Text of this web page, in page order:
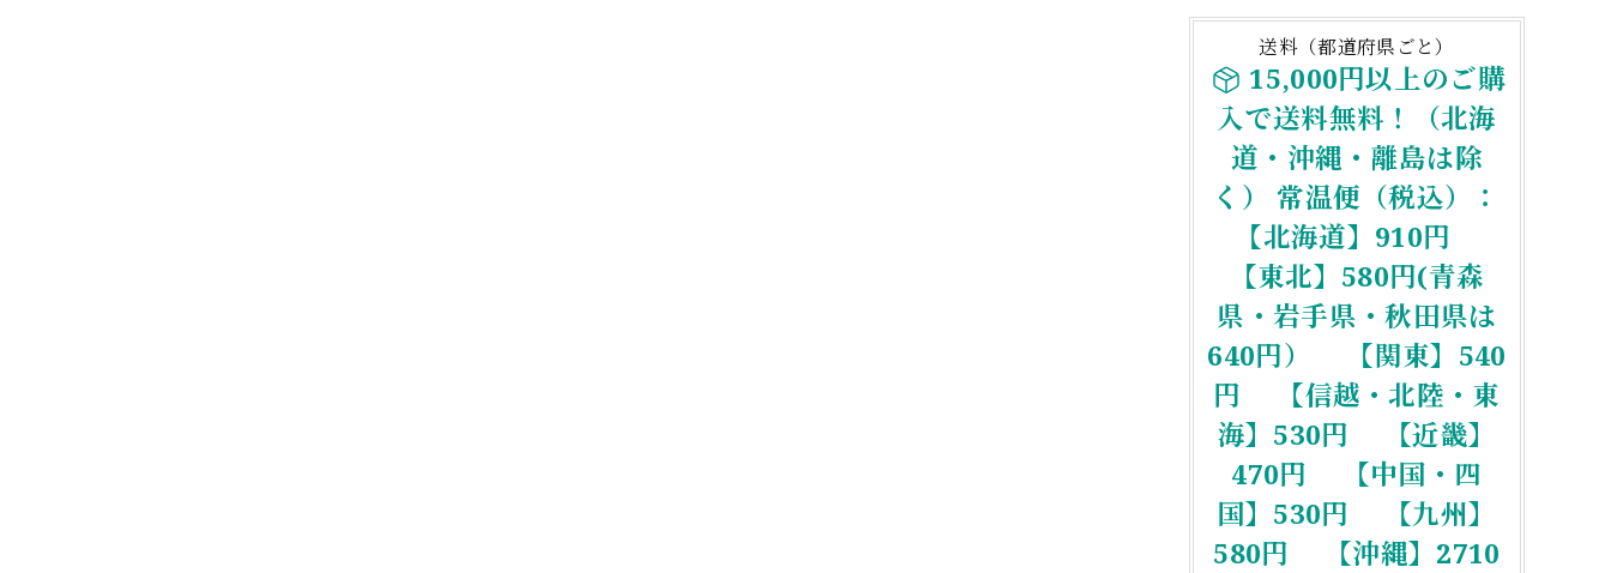
送料（都道府県ごと）
15,000円以上のご購
入で送料無料！（北海
道・沖縄・離島は除
く） 常温便（税込）：
【北海道】910円
【東北】580円(青森
県・岩手県・秋田県は
640円） 【関東】540
円 【信越・北陸・東
海】530円 【近畿】
470円 【中国・四
国】530円 【九州】
580円 【沖縄】2710